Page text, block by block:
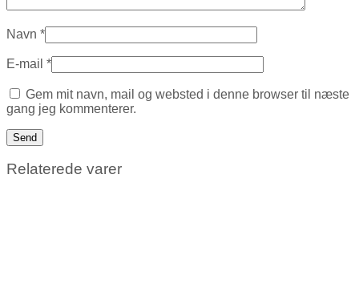
Navn *
E-mail *
Gem mit navn, mail og websted i denne browser til næste
gang jeg kommenterer.
Relaterede varer